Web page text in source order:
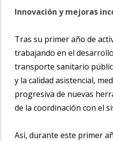
Innovación y mejoras
Tras su primer año de
trabajando en el
transporte sanitario
y la calidad asistencial,
progresiva de nuevas
de la coordinación con el
Así, durante este primer